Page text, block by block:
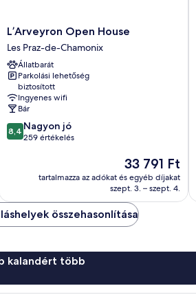
L’Arveyron
Open
House
Les
Praz-
de-
Chamonix
L’Arveyron Open House
Les Praz-de-Chamonix
Állatbarát
Parkolási lehetőség
biztosított
Ingyenes wifi
Bár
8.4
ennyiből:
értékelés
8,4 Nagyon jó
259 értékelés
Az
ár
33 791 Ft
33 791 Ft
tartalmazza az adókat és egyéb díjakat
szept. 3. – szept. 4.
összehasonlítása
kalandért több